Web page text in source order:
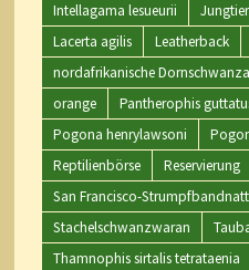
Intellagama lesueurii
Lacerta agilis
Leatherback
nordafrikanische
orange
Pantherophis
Pogona henrylawsoni
Reptilienbörse
Reservierung
San Francisco-
Stachelschwanzwaran
Thamnophis sirtalis tetrataenia